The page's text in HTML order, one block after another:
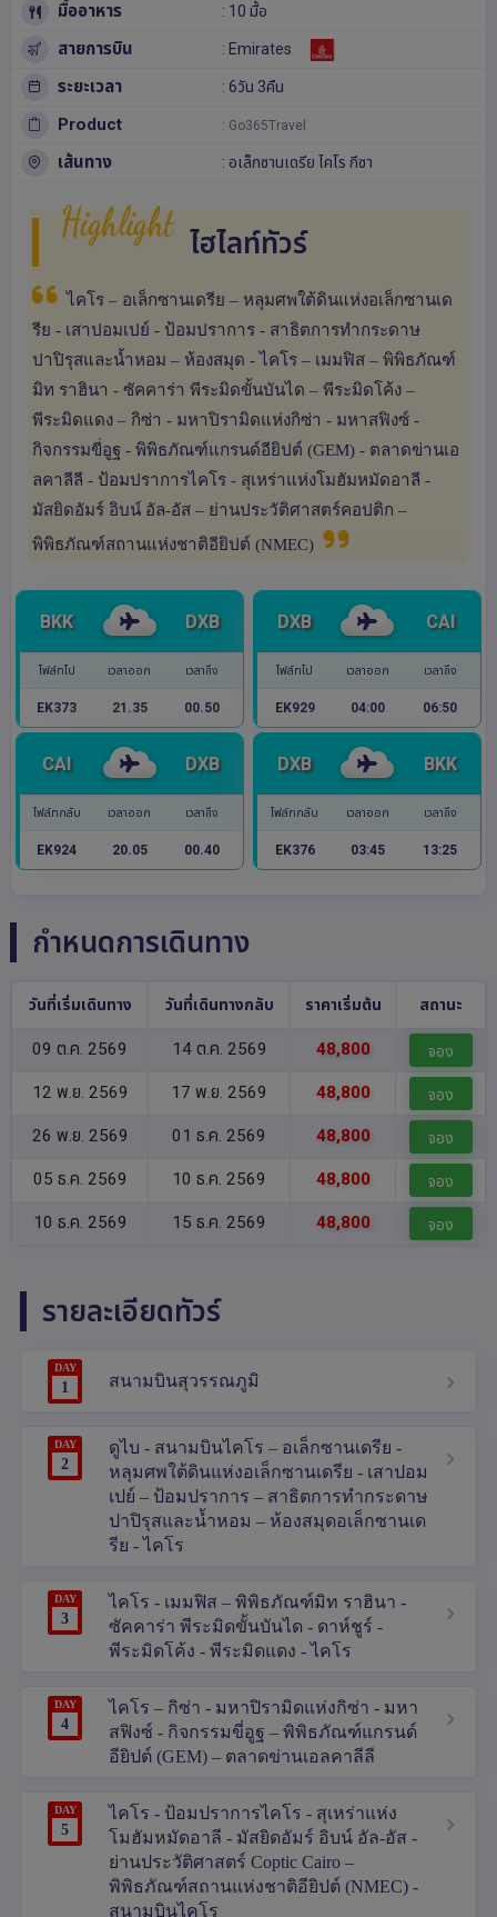
มื้ออาหาร : 10 มื้อ
สายการบิน : Emirates
ระยะเวลา : 6วัน 3คืน
Product : Go365Travel
เส้นทาง : อเล็กซานเดรีย ไคโร กีซา
Highlight ไฮไลท์ทัวร์
ไคโร – อเล็กซานเดรีย – หลุมศพใต้ดินแห่งอเล็กซานเด
รีย - เสาปอมเปย์ - ป้อมปราการ - สาธิตการทำกระดาษ
ปาปิรุสและน้ำหอม – ห้องสมุด - ไคโร – เมมฟิส – พิพิธภัณฑ์
มิท ราฮินา - ซัคคาร่า พีระมิดขั้นบันได – พีระมิดโค้ง –
พีระมิดแดง – กิซ่า - มหาปิรามิดแห่งกิซ่า - มหาสฟิงซ์ -
กิจกรรมขี่อูฐ - พิพิธภัณฑ์แกรนด์อียิปต์ (GEM) - ตลาดข่านเอ
ลคาลีลี - ป้อมปราการไคโร - สุเหร่าแห่งโมฮัมหมัดอาลี -
มัสยิดอัมร์ อิบน์ อัล-อัส – ย่านประวัติศาสตร์คอปติก –
พิพิธภัณฑ์สถานแห่งชาติอียิปต์ (NMEC)
BKK DXB
ไฟล์ทไป เวลาออก เวลาถึง
EK373 21.35 00.50
DXB CAI
ไฟล์ทไป เวลาออก เวลาถึง
EK929 04:00 06:50
CAI DXB
ไฟล์ทกลับ เวลาออก เวลาถึง
EK924 20.05 00.40
DXB BKK
ไฟล์ทกลับ เวลาออก เวลาถึง
EK376 03:45 13:25
กำหนดการเดินทาง
วันที่เริ่มเดินทาง วันที่เดินทางกลับ ราคาเริ่มต้น สถานะ
09 ต.ค. 2569 14 ต.ค. 2569 48,800 จอง
12 พ.ย. 2569 17 พ.ย. 2569 48,800 จอง
26 พ.ย. 2569 01 ธ.ค. 2569 48,800 จอง
05 ธ.ค. 2569 10 ธ.ค. 2569 48,800 จอง
10 ธ.ค. 2569 15 ธ.ค. 2569 48,800 จอง
รายละเอียดทัวร์
DAY
1 สนามบินสุวรรณภูมิ
DAY
2
ดูไบ - สนามบินไคโร – อเล็กซานเดรีย -
หลุมศพใต้ดินแห่งอเล็กซานเดรีย - เสาปอม
เปย์ – ป้อมปราการ – สาธิตการทำกระดาษ
ปาปิรุสและน้ำหอม – ห้องสมุดอเล็กซานเด
รีย - ไคโร
DAY
3
ไคโร - เมมฟิส – พิพิธภัณฑ์มิท ราฮินา -
ซัคคาร่า พีระมิดขั้นบันได - ดาห์ชูร์ -
พีระมิดโค้ง - พีระมิดแดง - ไคโร
DAY
4
ไคโร – กิซ่า - มหาปิรามิดแห่งกิซ่า - มหา
สฟิงซ์ - กิจกรรมขี่อูฐ – พิพิธภัณฑ์แกรนด์
อียิปต์ (GEM) – ตลาดข่านเอลคาลีลี
DAY
5
ไคโร - ป้อมปราการไคโร - สุเหร่าแห่ง
โมฮัมหมัดอาลี - มัสยิดอัมร์ อิบน์ อัล-อัส -
ย่านประวัติศาสตร์ Coptic Cairo –
พิพิธภัณฑ์สถานแห่งชาติอียิปต์ (NMEC) -
สนามบินไคโร